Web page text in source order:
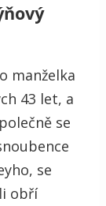
manželka
43 let, a
se
se
obří